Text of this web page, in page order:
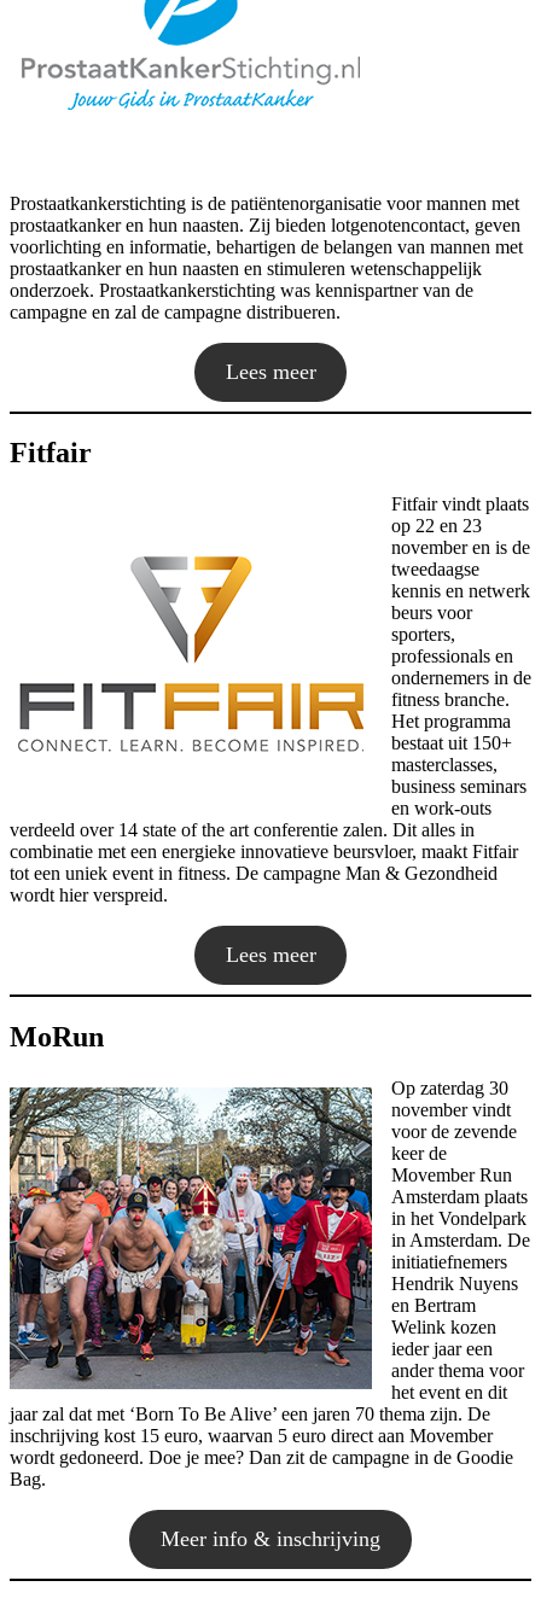
Prostaatkankerstichting is de patiëntenorganisatie voor mannen met
prostaatkanker en hun naasten. Zij bieden lotgenotencontact, geven
voorlichting en informatie, behartigen de belangen van mannen met
prostaatkanker en hun naasten en stimuleren wetenschappelijk
onderzoek. Prostaatkankerstichting was kennispartner van de
campagne en zal de campagne distribueren.
Lees meer
Fitfair
Fitfair vindt plaats
op 22 en 23
november en is de
tweedaagse
kennis en netwerk
beurs voor
sporters,
professionals en
ondernemers in de
fitness branche.
Het programma
bestaat uit 150+
masterclasses,
business seminars
en work-outs
verdeeld over 14 state of the art conferentie zalen. Dit alles in
combinatie met een energieke innovatieve beursvloer, maakt Fitfair
tot een uniek event in fitness. De campagne Man & Gezondheid
wordt hier verspreid.
Lees meer
MoRun
Op zaterdag 30
november vindt
voor de zevende
keer de
Movember Run
Amsterdam plaats
in het Vondelpark
in Amsterdam. De
initiatiefnemers
Hendrik Nuyens
en Bertram
Welink kozen
ieder jaar een
ander thema voor
het event en dit
jaar zal dat met ‘Born To Be Alive’ een jaren 70 thema zijn. De
inschrijving kost 15 euro, waarvan 5 euro direct aan Movember
wordt gedoneerd. Doe je mee? Dan zit de campagne in de Goodie
Bag.
Meer info & inschrijving